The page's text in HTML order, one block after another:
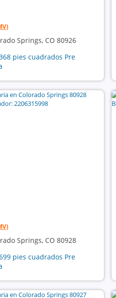
Springs, CO 80926
pies cuadrados Pre
Springs, CO 80928
pies cuadrados Pre